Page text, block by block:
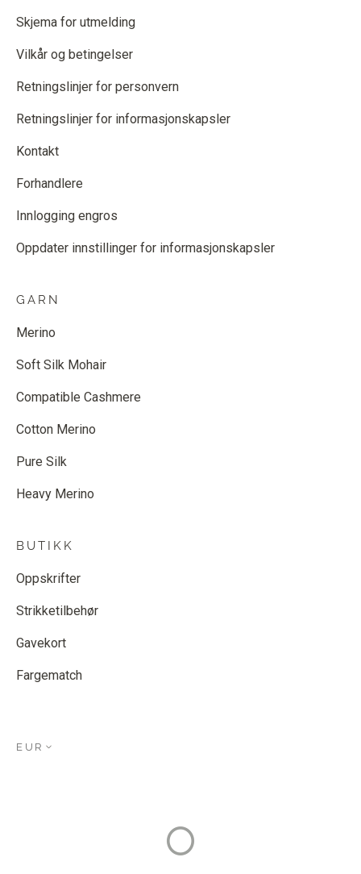
Skjema for utmelding
Vilkår og betingelser
Retningslinjer for personvern
Retningslinjer for informasjonskapsler
Kontakt
Forhandlere
Innlogging engros
Oppdater innstillinger for informasjonskapsler
GARN
Merino
Soft Silk Mohair
Compatible Cashmere
Cotton Merino
Pure Silk
Heavy Merino
BUTIKK
Oppskrifter
Strikketilbehør
Gavekort
Fargematch
EUR